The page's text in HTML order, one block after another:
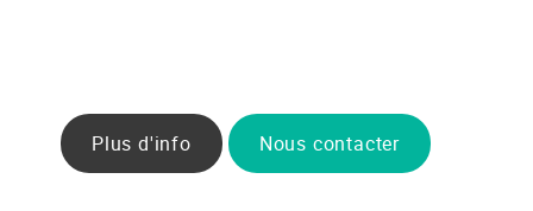
Plus d'info Nous contacter